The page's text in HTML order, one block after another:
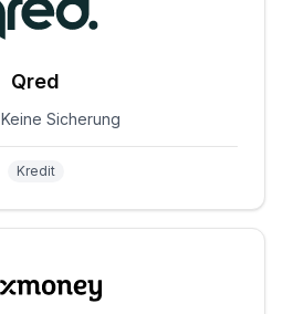
Qred
Keine Sicherung
Kredit